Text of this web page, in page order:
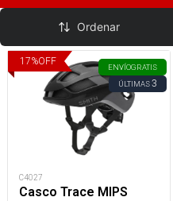
Cascos Ruta Sin Visera
Ordenar
17%OFF
ENVÍOGRATIS
ÚLTIMAS3
C4027
Casco Trace MIPS